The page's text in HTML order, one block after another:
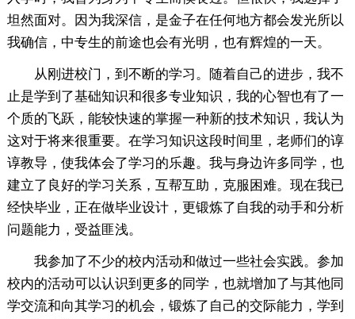
坦然面对。因为我深信，是金子在任何地方都会发光所以
我确信，中专生的前途也会有光明，也有辉煌的一天。
从刚进校门，到不断的学习。随着自己的进步，我不
止是学到了基础知识和很多专业知识，我的心智也有了一
个质的飞跃，能较快速的掌握一种新的技术知识，我认为
这对于将来很重要。在学习知识这段时间里，老师们的谆
谆教导，使我体会了学习的乐趣。我与身边许多同学，也
建立了良好的学习关系，互帮互助，克服困难。现在我已
经快毕业，正在做毕业设计，更锻炼了自我的动手和分析
问题能力，受益匪浅。
我参加了不少的校内活动和做过一些社会实践。参加
校内的活动可以认识到更多的同学，也就增加了与其他同
学交流和向其学习的机会，锻炼了自己的交际能力，学到